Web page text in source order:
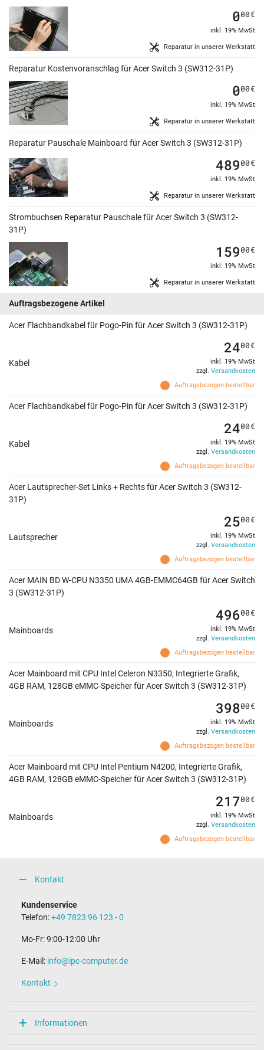
Reparatur in unserer Werkstatt
000€
inkl. 19% MwSt
Reparatur Kostenvoranschlag für Acer Switch 3 (SW312-31P)
Reparatur in unserer Werkstatt
000€
inkl. 19% MwSt
Reparatur Pauschale Mainboard für Acer Switch 3 (SW312-31P)
Reparatur in unserer Werkstatt
48900€
inkl. 19% MwSt
Strombuchsen Reparatur Pauschale für Acer Switch 3 (SW312-
31P)
Reparatur in unserer Werkstatt
15900€
inkl. 19% MwSt
Auftragsbezogene Artikel
Acer Flachbandkabel für Pogo-Pin für Acer Switch 3 (SW312-31P)
Kabel
Auftragsbezogen bestellbar
2400€
inkl. 19% MwSt
zzgl. Versandkosten
Acer Flachbandkabel für Pogo-Pin für Acer Switch 3 (SW312-31P)
Kabel
Auftragsbezogen bestellbar
2400€
inkl. 19% MwSt
zzgl. Versandkosten
Acer Lautsprecher-Set Links + Rechts für Acer Switch 3 (SW312-
31P)
Lautsprecher
Auftragsbezogen bestellbar
2500€
inkl. 19% MwSt
zzgl. Versandkosten
Acer MAIN BD W-CPU N3350 UMA 4GB-EMMC64GB für Acer Switch
3 (SW312-31P)
Mainboards
Auftragsbezogen bestellbar
49600€
inkl. 19% MwSt
zzgl. Versandkosten
Acer Mainboard mit CPU Intel Celeron N3350, Integrierte Grafik,
4GB RAM, 128GB eMMC-Speicher für Acer Switch 3 (SW312-31P)
Mainboards
Auftragsbezogen bestellbar
39800€
inkl. 19% MwSt
zzgl. Versandkosten
Acer Mainboard mit CPU Intel Pentium N4200, Integrierte Grafik,
4GB RAM, 128GB eMMC-Speicher für Acer Switch 3 (SW312-31P)
Mainboards
Auftragsbezogen bestellbar
21700€
inkl. 19% MwSt
zzgl. Versandkosten
Kontakt
Kundenservice
Telefon:+49 7823 96 123 - 0
Mo-Fr: 9:00-12:00 Uhr
E-Mail: info@ipc-computer.de
Kontakt
Informationen